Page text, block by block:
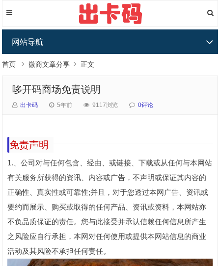
网站导航
首页 微商文章分享 正文
哆开码商场免责说明
出卡码 5年前 9117浏览 0评论
免责声明
1.、公司对与任何包含、经由、或链接、下载或从任何与本网站
有关服务所获得的资讯、内容或广告，不声明或保证其内容的
正确性、真实性或可靠性;并且，对于您透过本网广告、资讯或
要约而展示、购买或取得的任何产品、资讯或资料，本网站亦
不负品质保证的责任。您与此接受并承认信赖任何信息所产生
之风险应自行承担，本网对任何使用或提供本网站信息的商业
活动及其风险不承担任何责任。